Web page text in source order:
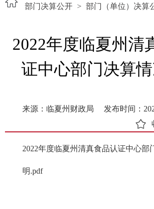
部门决算公开 > 部门（单位）决算
2022年度临夏州清
证中心部门决算
来源：临夏州财政局
发布时间：
2022年度临夏州清真食品认证中心部
明.pdf